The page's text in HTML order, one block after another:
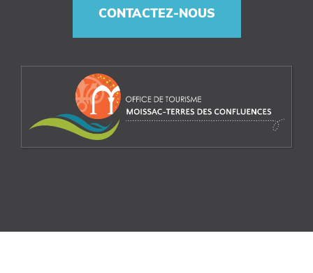
CONTACTEZ-NOUS